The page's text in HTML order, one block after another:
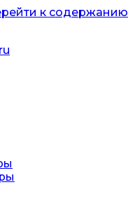
к содержанию